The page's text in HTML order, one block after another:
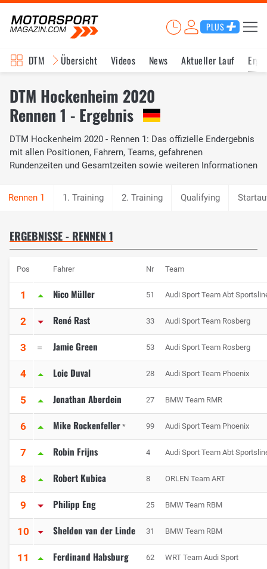
PLUS
DTM Übersicht Videos News Aktueller Lauf
DTM Hockenheim 2020
Rennen 1 - Ergebnis
DTM Hockenheim 2020 - Rennen 1: Das offizielle Endergebnis
mit allen Positionen, Fahrern, Teams, gefahrenen
Rundenzeiten und Gesamtzeiten sowie weiteren Informationen
1. Training 2. Training Qualifying
ERGEBNISSE - RENNEN 1
Pos Fahrer Nr Team
1 Nico Müller 51 Audi Sport Team Abt
2 René Rast 33 Audi Sport Team Rosberg
3 Jamie Green 53 Audi Sport Team Rosberg
4 Loic Duval 28 Audi Sport Team Phoenix
5 Jonathan Aberdein 27 BMW Team RMR
6 Mike Rockenfeller * 99 Audi Sport Team Phoenix
7 Robin Frijns 4 Audi Sport Team Abt
8 Robert Kubica 8 ORLEN Team ART
9 Philipp Eng 25 BMW Team RBM
10 Sheldon van der Linde 31 BMW Team RBM
11 Ferdinand Habsburg 62 WRT Team Audi Sport